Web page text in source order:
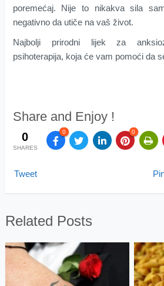
poremećaj. Nije to nikakva sila
negativno da utiče na vaš život.
Najbolji prirodni lijek za
psihoterapija, koja će vam pomoći da
Share and Enjoy !
0
SHARES
0 0
Tweet
Related Posts